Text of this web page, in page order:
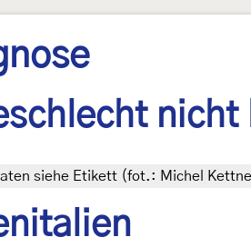
nicht
siehe Etikett (fot.: Michel